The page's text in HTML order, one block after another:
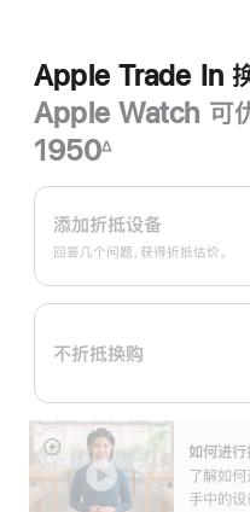
Apple Trade In 换
Apple Watch 可
1950
注
∆
Apple
Trade
换
购
划：
添加折抵设备
回答几个问题，获得折抵估价。
不折抵换购
如何进行
了解如何
手中的设
展